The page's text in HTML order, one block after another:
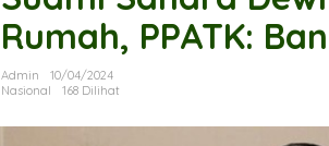
m
i
r
Rumah, PPATK:
Admin
10/04/2024
Nasional
168 Dilihat